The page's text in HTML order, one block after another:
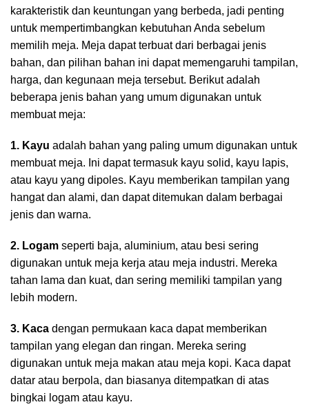
karakteristik dan keuntungan yang berbeda, jadi penting
untuk mempertimbangkan kebutuhan Anda sebelum
memilih meja. Meja dapat terbuat dari berbagai jenis
bahan, dan pilihan bahan ini dapat memengaruhi tampilan,
harga, dan kegunaan meja tersebut. Berikut adalah
beberapa jenis bahan yang umum digunakan untuk
membuat meja:
1. Kayu adalah bahan yang paling umum digunakan untuk
membuat meja. Ini dapat termasuk kayu solid, kayu lapis,
atau kayu yang dipoles. Kayu memberikan tampilan yang
hangat dan alami, dan dapat ditemukan dalam berbagai
jenis dan warna.
2. Logam seperti baja, aluminium, atau besi sering
digunakan untuk meja kerja atau meja industri. Mereka
tahan lama dan kuat, dan sering memiliki tampilan yang
lebih modern.
3. Kaca dengan permukaan kaca dapat memberikan
tampilan yang elegan dan ringan. Mereka sering
digunakan untuk meja makan atau meja kopi. Kaca dapat
datar atau berpola, dan biasanya ditempatkan di atas
bingkai logam atau kayu.